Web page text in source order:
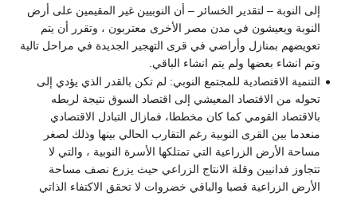
إلى النوبة – لتقدير الخسائر – أن النوبيين غير المقيمين على أرض
النوبة ويعيشون في مدن مصر الأخرى معتربون ، وتقرر أن يتم
تعويضهم بمنازل وأراضي في قرى التهجير الجديدة في مراحل تالية
وتم انشاء بعضها ولم يتم انشاء الباقي.
التنمية الاقتصادية للمجتمع النوبي: لم تكن بالقدر الذي يؤدي إلى
تحوله من الاقتصاد المعيشي إلى اقتصاد السوق نتيجة لربطه
بالاقتصاد القومي كما كان مخططا، فمازال التبادل الاقتصادي
منعدما بين القرى النوبية رغم التقارب الحالي بينها وذلك لصغر
مساحة الأرض الزراعية التي تمتلكها الأسرة النوبية ، والتي لا
تتجاوز فدانيين وقلة الانتاج الزراعي حيث يزرع نصف مساحة
الأرض الزراعية قصبا والباقي خضروات لا تحقق الاكتفاء الذاتي